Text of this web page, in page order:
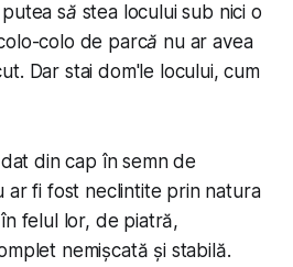
să stea locului sub nici o
colo de parcă nu ar avea
Dar stai dom'le locului, cum
din cap în semn de
ar fi fost neclintite prin natura
felul lor, de piatră,
nemișcată și stabilă.